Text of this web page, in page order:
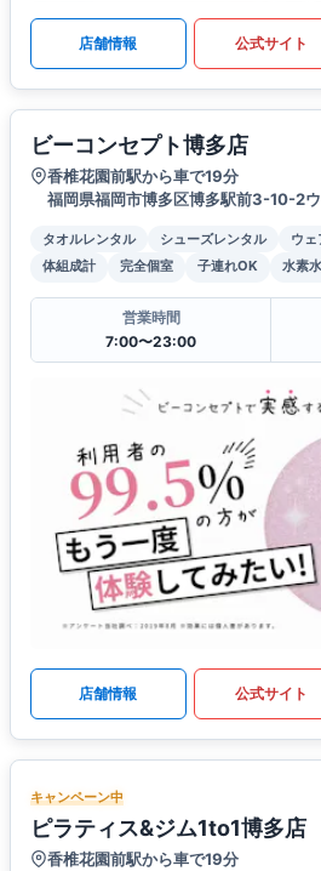
店舗情報 公式サイト
ビーコンセプト博多店
香椎花園前駅から車で19分
福岡県福岡市博多区博多駅前3-10-2
タオルレンタル シューズレンタル ウ
体組成計
完全個室 子連れOK 水素水
営業時間
7:00〜23:00
店舗情報 公式サイト
キャンペーン中
ピラティス&ジム1to1博多店
香椎花園前駅から車で19分